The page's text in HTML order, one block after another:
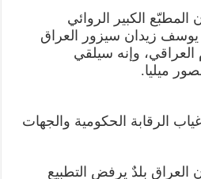
المطبّع الكبير الروائي
يوسف زيدان سيزور العراق
وإنه سيلقي
ميليا.
الرقابة الحكومية والجهات
العراق بلدٌ يرفض التطبيع